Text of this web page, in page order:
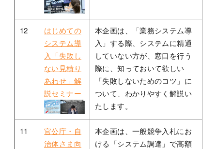
12
はじめての
システム導
入「失敗し
ない見積り
あわせ」解
説セミナー
本企画は、「業務システム導
入」する際、システムに精通
していない方が、窓口を行う
際に、知っておいて欲しい
「失敗しないためのコツ」に
ついて、わかりやすく解説い
たします。
11
官公庁・自
治体さま向
本企画は、一般競争入札にお
ける「システム調達」で高額